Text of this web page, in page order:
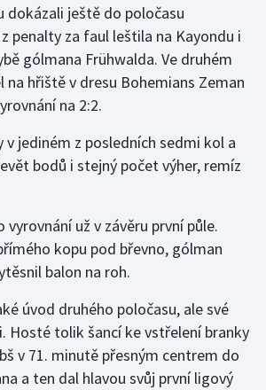
dokázali ještě do poločasu
penalty za faul leštila na Kayondu i
gólmana Frühwalda. Ve druhém
na hřiště v dresu Bohemians Zeman
na 2:2.
v jediném z posledních sedmi kol a
bodů i stejný počet výher, remíz
vyrovnání už v závěru první půle.
kopu pod břevno, gólman
balon na roh.
úvod druhého poločasu, ale své
Hosté tolik šancí ke vstřelení branky
v 71. minutě přesným centrem do
a ten dal hlavou svůj první ligový